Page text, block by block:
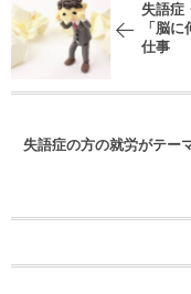
失語症
「脳
仕事
失語症の方の就労がテー